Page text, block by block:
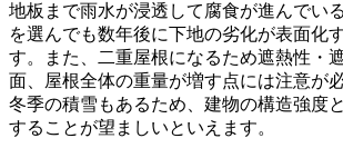
地板まで雨水が浸透して腐食が進んでい
を選んでも数年後に下地の劣化が表面化
す。また、二重屋根になるため遮熱性・
面、屋根全体の重量が増す点には注意が
冬季の積雪もあるため、建物の構造強度
することが望ましいといえます。